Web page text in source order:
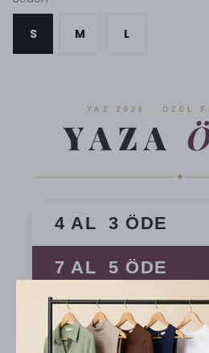
S M L
YAZ 2026 · ÖZEL
YAZA
✦
4 AL 3 ÖDE
7 AL 5 ÖDE
10 AL 7 ÖDE